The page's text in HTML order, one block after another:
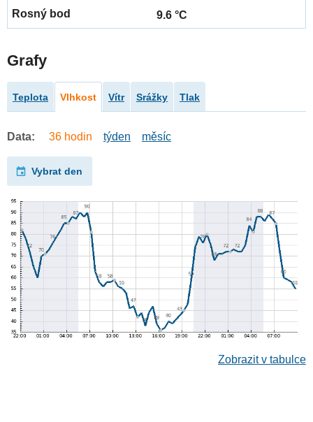
9.6 °C
Grafy
Teplota Vlhkost Vítr Srážky Tlak
Data: 36 hodin týden měsíc
Vybrat den
Zobrazit v tabulce